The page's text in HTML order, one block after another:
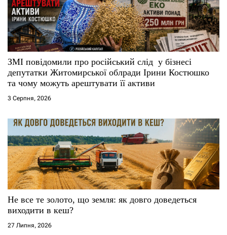
и
с
і
в
ЗМІ повідомили про російський слід у бізнесі
депутатки Житомирської облради Ірини Костюшко
та чому можуть арештувати її активи
3 Серпня, 2026
Не все те золото, що земля: як довго доведеться
виходити в кеш?
27 Липня, 2026